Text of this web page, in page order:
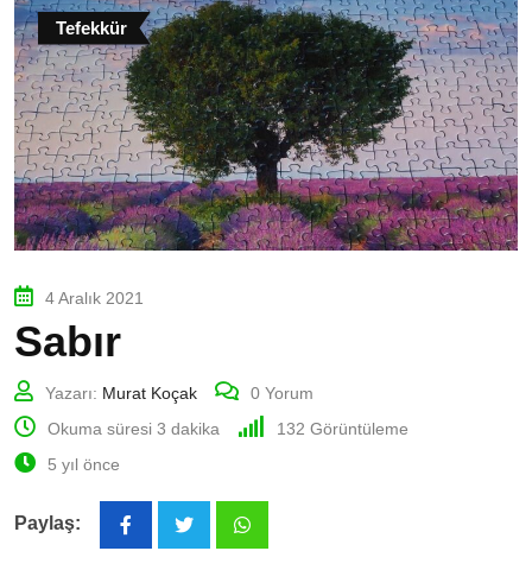
Tefekkür
4 Aralık 2021
Sabır
Yazarı: Murat Koçak 0 Yorum
Okuma süresi 3 dakika
132 Görüntüleme
5 yıl önce
Paylaş: